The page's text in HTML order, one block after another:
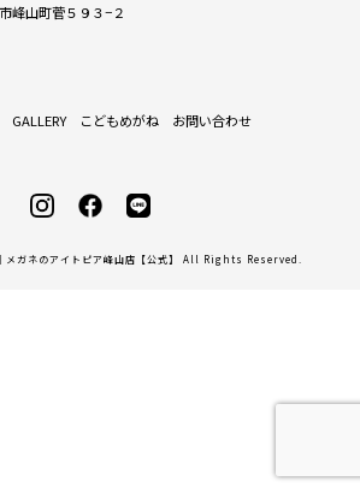
峰山町菅５９３−２
GALLERY こどもめがね
お問い合わせ
ガネのアイトピア峰山店【公式】 All Rights Reserved.